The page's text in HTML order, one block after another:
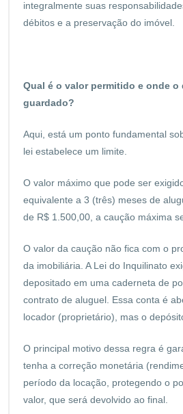
integralmente suas
débitos e a preservação do imóvel.
Qual é o valor permitido e onde
guardado?
Aqui, está um ponto fundamental
lei estabelece um limite.
O valor máximo que pode ser
equivalente a 3 (três) meses de
de R$ 1.500,00, a caução máxima
O valor da caução não fica com o
da imobiliária. A Lei do Inquilinato
depositado em uma caderneta de
contrato de aluguel. Essa conta é
locador (proprietário), mas o
O principal motivo dessa regra é
tenha a correção monetária
período da locação, protegendo o
valor, que será devolvido ao final.